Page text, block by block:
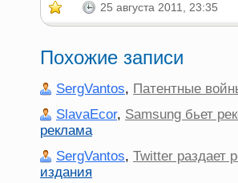
25 августа 2011, 23:35
Похожие записи
SergVantos, Патентные
SlavaEcor, Samsung бьет
реклама
SergVantos, Twitter раздает
издания